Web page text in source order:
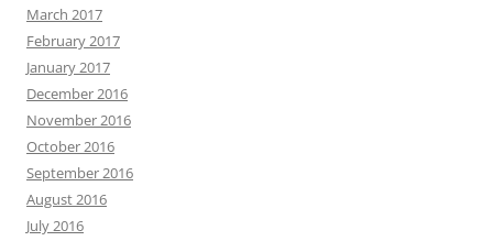
March 2017
February 2017
January 2017
December 2016
November 2016
October 2016
September 2016
August 2016
July 2016